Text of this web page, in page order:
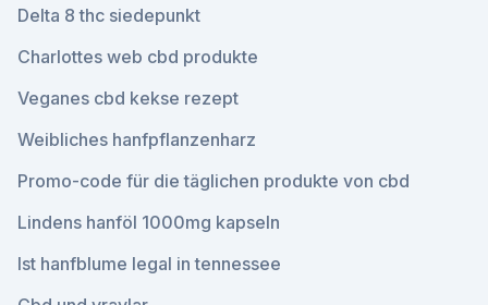
Delta 8 thc siedepunkt
Charlottes web cbd produkte
Veganes cbd kekse rezept
Weibliches hanfpflanzenharz
Promo-code für die täglichen produkte von cbd
Lindens hanföl 1000mg kapseln
Ist hanfblume legal in tennessee